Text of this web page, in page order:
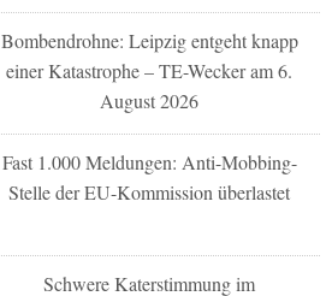
Bombendrohne: Leipzig entgeht knapp
einer Katastrophe – TE-Wecker am 6.
August 2026
Fast 1.000 Meldungen: Anti-Mobbing-
Stelle der EU-Kommission überlastet
Schwere Katerstimmung im